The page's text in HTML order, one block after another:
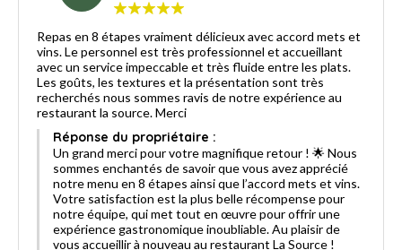
Repas en 8 étapes vraiment délicieux avec accord mets et
vins. Le personnel est très professionnel et accueillant
avec un service impeccable et très fluide entre les plats.
Les goûts, les textures et la présentation sont très
recherchés nous sommes ravis de notre expérience au
restaurant la source. Merci
Réponse du propriétaire :
Un grand merci pour votre magnifique retour ! 🌟 Nous
sommes enchantés de savoir que vous avez apprécié
notre menu en 8 étapes ainsi que l’accord mets et vins.
Votre satisfaction est la plus belle récompense pour
notre équipe, qui met tout en œuvre pour offrir une
expérience gastronomique inoubliable. Au plaisir de
vous accueillir à nouveau au restaurant La Source !